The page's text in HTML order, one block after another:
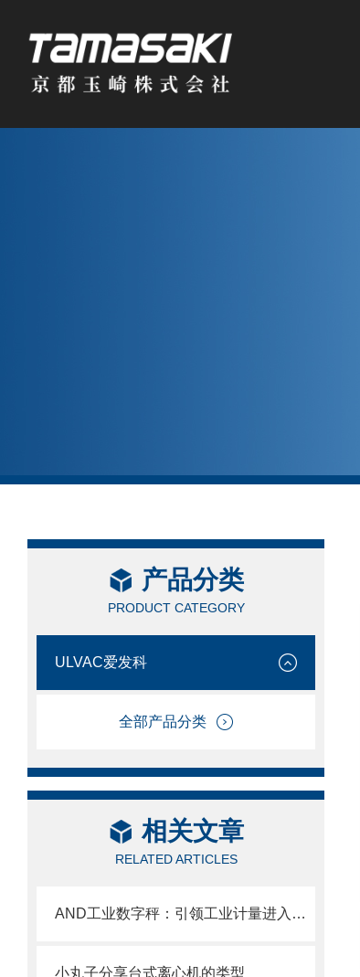
产品分类
PRODUCT CATEGORY
ULVAC爱发科
全部产品分类
相关文章
RELATED ARTICLES
AND工业数字秤：引领工业计量进入数字化时代
小丸子分享台式离心机的类型